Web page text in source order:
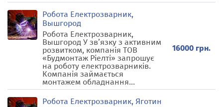
Робота Електрозварник,
Вышгород
Робота Електрозварник,
Вышгород У зв’язку з активним
розвитком, компанія ТОВ
«Будмонтаж Ріелті» запрошує
на роботу електрозварників.
Компанія займається
монтажем обладнання...
16000 грн.
Робота Електрозварник, Яготин